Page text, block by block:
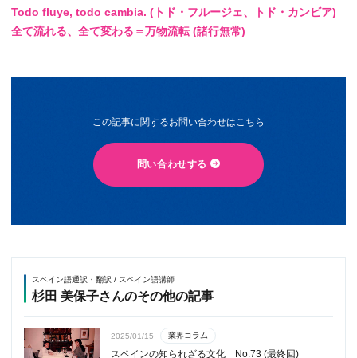
Todo fluye, todo cambia. (トド・フルージェ、トド・カンビア)
全て流れる、全て変わる＝万物流転 (諸行無常)
この記事に関するお問い合わせはこちら
問い合わせする
スペイン語通訳・翻訳 / スペイン語講師
杉田 美保子さんのその他の記事
2025/01/15 業界コラム
スペインの知られざる文化 No.73 (最終回)